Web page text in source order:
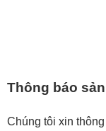
Thông báo
Chúng tôi xin